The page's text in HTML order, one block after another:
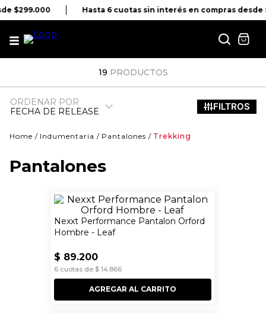
$299.000 Hasta 6 cuotas sin interés en compras desde
19 PRODUCTOS
ORDENAR POR
FECHA DE RELEASE
Indumentaria Pantalones Trekking
Pantalones
Nexxt Performance Pantalon Orford
Hombre - Leaf
$ 89.200
6cuotas de $ 14.866
AGREGAR AL CARRITO